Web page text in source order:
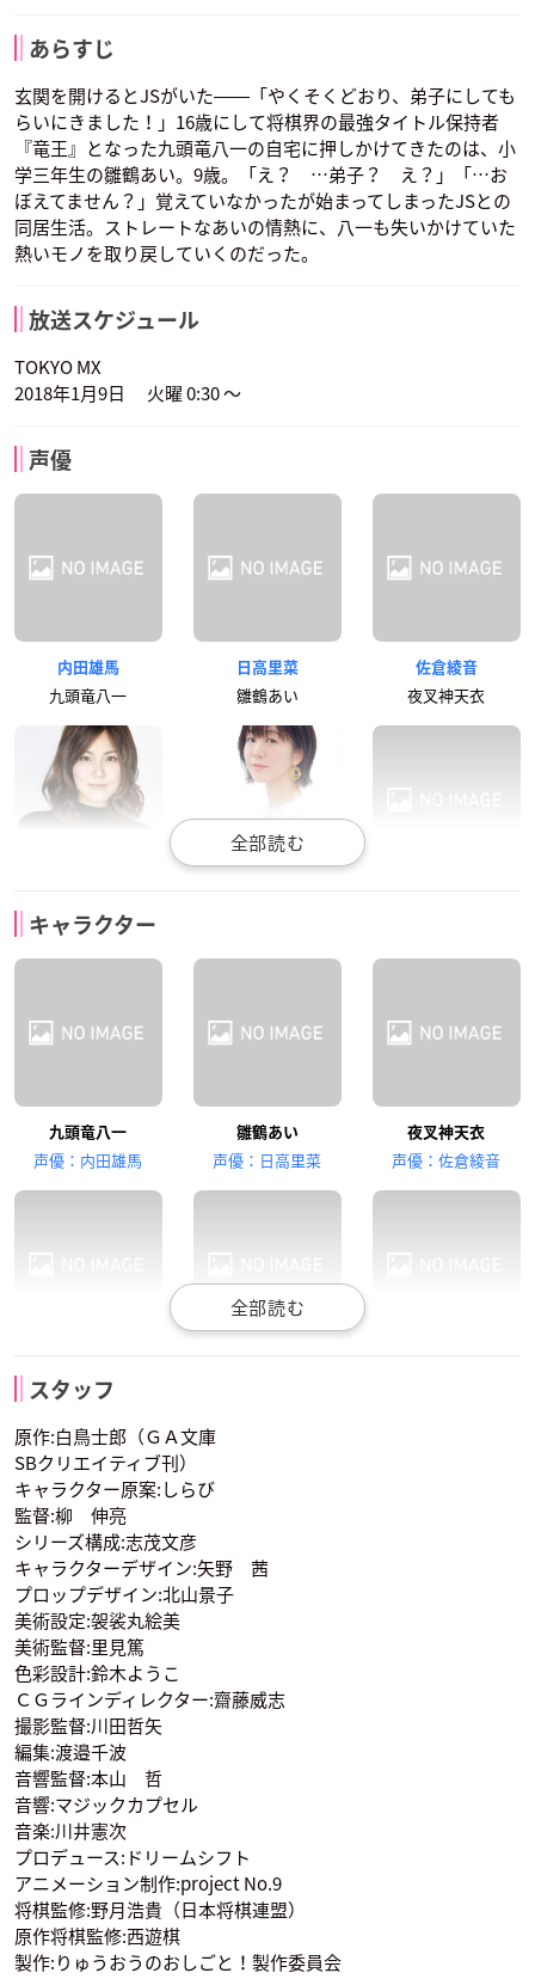
あらすじ
玄関を開けるとJSがいた――「やくそくどおり、弟子にしても
らいにきました！」16歳にして将棋界の最強タイトル保持者
『竜王』となった九頭竜八一の自宅に押しかけてきたのは、小
学三年生の雛鶴あい。9歳。「え？ …弟子？ え？」「…お
ぼえてません？」覚えていなかったが始まってしまったJSとの
同居生活。ストレートなあいの情熱に、八一も失いかけていた
熱いモノを取り戻していくのだった。
放送スケジュール
TOKYO MX
2018年1月9日 火曜 0:30 ～
声優
内田雄馬
九頭竜八一
日高里菜
雛鶴あい
佐倉綾音
夜叉神天衣
空 銀子
橋本ちなみ
貞任綾乃
小倉唯
シャルロット・イゾ
キャラクター
九頭竜八一
声優：内田雄馬
雛鶴あい
声優：日高里菜
夜叉神天衣
声優：佐倉綾音
声優：金元寿子
貞任綾乃
声優：橋本ちなみ
シャルロット・イゾ
スタッフ
原作:白鳥士郎（ＧＡ文庫
SBクリエイティブ刊）
キャラクター原案:しらび
監督:柳 伸亮
シリーズ構成:志茂文彦
キャラクターデザイン:矢野 茜
プロップデザイン:北山景子
美術設定:袈裟丸絵美
美術監督:里見篤
色彩設計:鈴木ようこ
ＣＧラインディレクター:齋藤威志
撮影監督:川田哲矢
編集:渡邉千波
音響監督:本山 哲
音響:マジックカプセル
音楽:川井憲次
プロデュース:ドリームシフト
アニメーション制作:project No.9
将棋監修:野月浩貴（日本将棋連盟）
原作将棋監修:西遊棋
製作:りゅうおうのおしごと！製作委員会